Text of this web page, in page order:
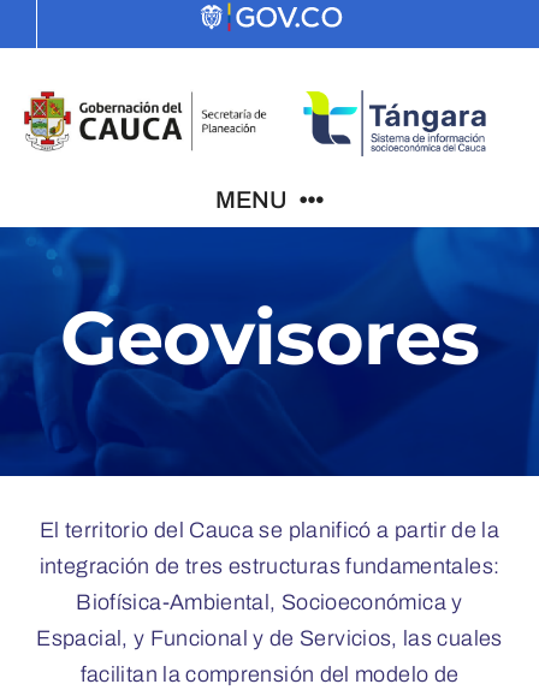
to
content
MENU
Indicadores
El Cauca
PDD
ODS
POD
Geovisores
El territorio del Cauca se planificó a partir de la
integración de tres estructuras fundamentales:
Biofísica-Ambiental, Socioeconómica y
Espacial, y Funcional y de Servicios, las cuales
facilitan la comprensión del modelo de